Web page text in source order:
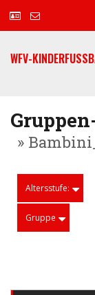
WFV-
»
Altersstufe:
Gruppe